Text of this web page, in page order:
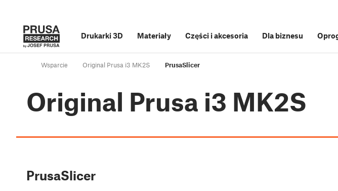
Drukarki 3D Materiały Części i akcesoria Dla biznesu
Wsparcie Original Prusa i3 MK2S PrusaSlicer
Original Prusa i3 MK2S
PrusaSlicer